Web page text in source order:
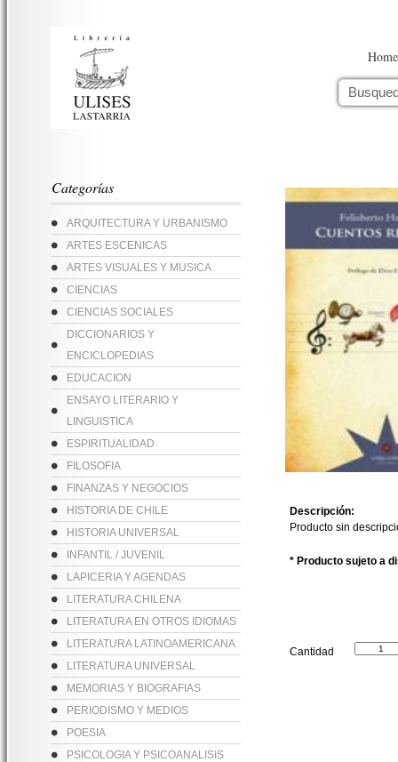
Home
Categorías
ARQUITECTURA Y URBANISMO
ARTES ESCENICAS
ARTES VISUALES Y MUSICA
CIENCIAS
CIENCIAS SOCIALES
DICCIONARIOS Y
ENCICLOPEDIAS
EDUCACION
ENSAYO LITERARIO Y
LINGUISTICA
ESPIRITUALIDAD
FILOSOFIA
FINANZAS Y NEGOCIOS
HISTORIA DE CHILE
HISTORIA UNIVERSAL
INFANTIL / JUVENIL
LAPICERIA Y AGENDAS
LITERATURA CHILENA
LITERATURA EN OTROS IDIOMAS
LITERATURA LATINOAMERICANA
LITERATURA UNIVERSAL
MEMORIAS Y BIOGRAFIAS
PERIODISMO Y MEDIOS
POESIA
PSICOLOGIA Y PSICOANALISIS
Descripción:
Producto sin
* Producto sujeto a
Cantidad